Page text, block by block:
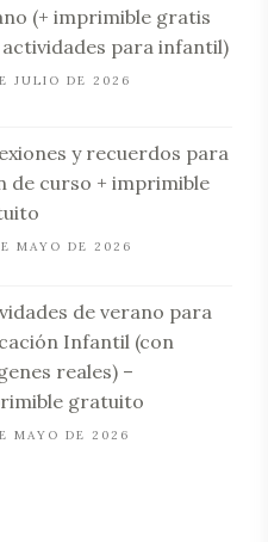
(+ imprimible gratis
para infantil)
JULIO DE 2026
y recuerdos para
de curso + imprimible
MAYO DE 2026
de verano para
Infantil (con
reales) –
gratuito
MAYO DE 2026